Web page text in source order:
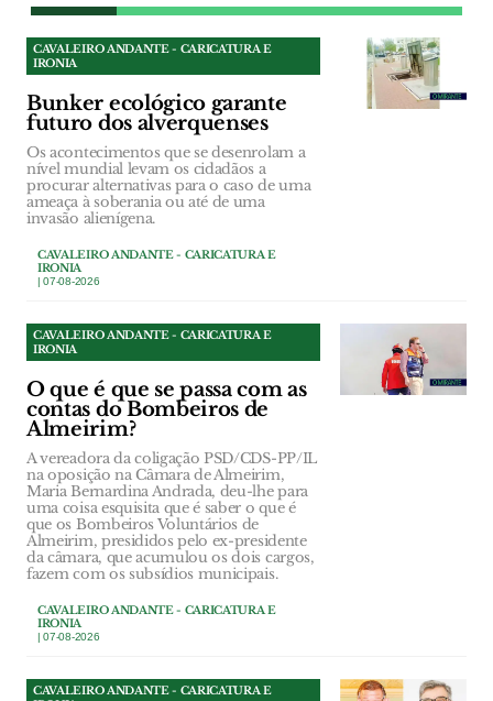
CAVALEIRO ANDANTE - CARICATURA E
IRONIA
Bunker ecológico garante
futuro dos alverquenses
Os acontecimentos que se desenrolam a
nível mundial levam os cidadãos a
procurar alternativas para o caso de uma
ameaça à soberania ou até de uma
invasão alienígena.
CAVALEIRO ANDANTE - CARICATURA E
IRONIA
| 07-08-2026
CAVALEIRO ANDANTE - CARICATURA E
IRONIA
O que é que se passa com as
contas do Bombeiros de
Almeirim?
A vereadora da coligação PSD/CDS-PP/IL
na oposição na Câmara de Almeirim,
Maria Bernardina Andrada, deu-lhe para
uma coisa esquisita que é saber o que é
que os Bombeiros Voluntários de
Almeirim, presididos pelo ex-presidente
da câmara, que acumulou os dois cargos,
fazem com os subsídios municipais.
CAVALEIRO ANDANTE - CARICATURA E
IRONIA
| 07-08-2026
CAVALEIRO ANDANTE - CARICATURA E